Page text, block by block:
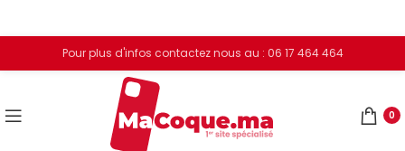
Pour plus d'infos contactez nous au : 06 17 464 464
0